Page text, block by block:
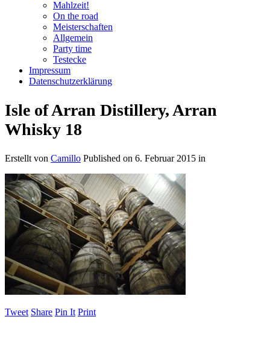
Mahlzeit!
On the road
Meisterschaften
Allgemein
Party time
Testecke
Impressum
Datenschutzerklärung
Isle of Arran Distillery, Arran
Whisky 18
Erstellt von Camillo Published on 6. Februar 2015 in
Tweet Share Pin It Print